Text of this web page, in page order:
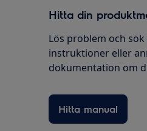
Hitta din
Lös problem och
instruktioner eller
dokumentation om
Hitta manual